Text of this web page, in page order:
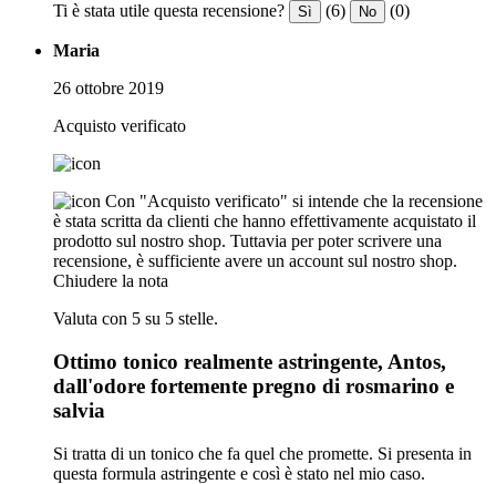
Ti è stata utile questa recensione? Sì (6) No (0)
Maria
26 ottobre 2019
Acquisto verificato
Con "Acquisto verificato" si intende che la recensione
è stata scritta da clienti che hanno effettivamente acquistato il
prodotto sul nostro shop. Tuttavia per poter scrivere una
recensione, è sufficiente avere un account sul nostro shop.
Chiudere la nota
Valuta con 5 su 5 stelle.
Ottimo tonico realmente astringente, Antos,
dall'odore fortemente pregno di rosmarino e
salvia
Si tratta di un tonico che fa quel che promette. Si presenta in
questa formula astringente e così è stato nel mio caso.